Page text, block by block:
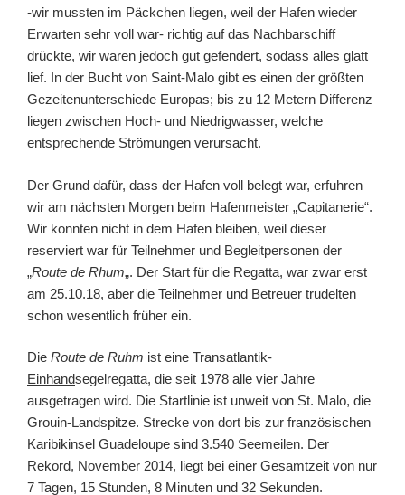
-wir mussten im Päckchen liegen, weil der Hafen wieder
Erwarten sehr voll war- richtig auf das Nachbarschiff
drückte, wir waren jedoch gut gefendert, sodass alles glatt
lief. In der Bucht von Saint-Malo gibt es einen der größten
Gezeitenunterschiede Europas; bis zu 12 Metern Differenz
liegen zwischen Hoch- und Niedrigwasser, welche
entsprechende Strömungen verursacht.
Der Grund dafür, dass der Hafen voll belegt war, erfuhren
wir am nächsten Morgen beim Hafenmeister „Capitanerie“.
Wir konnten nicht in dem Hafen bleiben, weil dieser
reserviert war für Teilnehmer und Begleitpersonen der
„Route de Rhum„. Der Start für die Regatta, war zwar erst
am 25.10.18, aber die Teilnehmer und Betreuer trudelten
schon wesentlich früher ein.
Die Route de Ruhm ist eine Transatlantik-
Einhandsegelregatta, die seit 1978 alle vier Jahre
ausgetragen wird. Die Startlinie ist unweit von St. Malo, die
Grouin-Landspitze. Strecke von dort bis zur französischen
Karibikinsel Guadeloupe sind 3.540 Seemeilen. Der
Rekord, November 2014, liegt bei einer Gesamtzeit von nur
7 Tagen, 15 Stunden, 8 Minuten und 32 Sekunden.